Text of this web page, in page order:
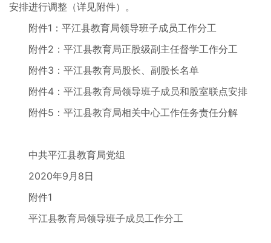
安排进行调整（详见附件）。
附件1：平江县教育局领导班子成员工作分工
附件2：平江县教育局正股级副主任督学工作分工
附件3：平江县教育局股长、副股长名单
附件4：平江县教育局领导班子成员和股室联点安排
附件5：平江县教育局相关中心工作任务责任分解
中共平江县教育局党组
2020年9月8日
附件1
平江县教育局领导班子成员工作分工